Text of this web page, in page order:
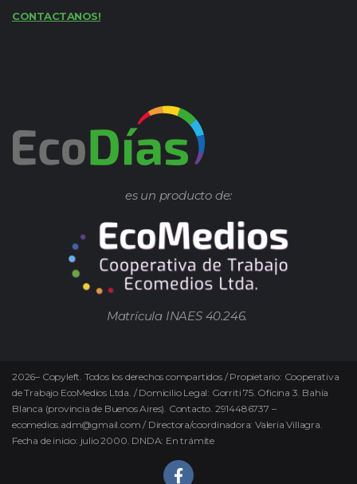
CONTACTANOS!
es un producto de:
Matrícula INAES 40.246.
2026– Copyleft. Todos los derechos compartidos / Propietario: Cooperativa
de Trabajo EcoMedios Ltda. / Domicilio Legal: Gorriti 75. Oficina 3. Bahía
Blanca (provincia de Buenos Aires). Contacto. 2914486737 –
ecomedios.adm@gmail.com / Directora/coordinadora: Valeria Villagra.
Fecha de inicio: julio 2000. DNDA: En trámite